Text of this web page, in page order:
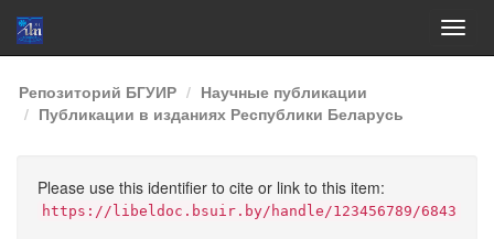
Skip
navigation
Репозиторий БГУИР
Научные публикации
Публикации в изданиях Республики Беларусь
Please use this identifier to cite or link to this item:
https://libeldoc.bsuir.by/handle/123456789/6843